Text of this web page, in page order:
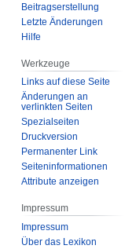
Beitragserstellung
Letzte Änderungen
Hilfe
Werkzeuge
Links auf diese Seite
Änderungen an
verlinkten Seiten
Spezialseiten
Druckversion
Permanenter Link
Seiten­­informationen
Attribute anzeigen
Impressum
Impressum
Über das Lexikon